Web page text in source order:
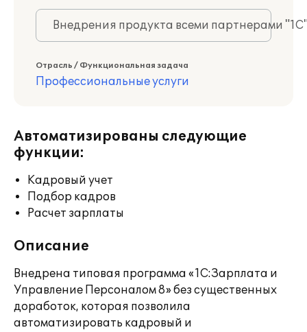
Внедрения продукта всеми партнерами
Отрасль / Функциональная задача
Профессиональные услуги
Автоматизированы следующие
функции:
Кадровый учет
Подбор кадров
Расчет зарплаты
Описание
Внедрена типовая программа «1С:Зарплата и
Управление Персоналом 8» без существенных
доработок, которая позволила
автоматизировать кадровый и